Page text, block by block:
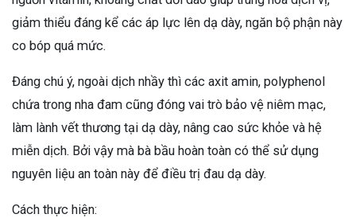
giảm thiểu đáng kể các áp lực lên dạ dày, ngăn bộ phận này
co bóp quá mức.
Đáng chú ý, ngoài dịch nhầy thì các axit amin, polyphenol
chứa trong nha đam cũng đóng vai trò bảo vệ niêm mạc,
làm lành vết thương tại dạ dày, nâng cao sức khỏe và hệ
miễn dịch. Bởi vậy mà bà bầu hoàn toàn có thể sử dụng
nguyên liệu an toàn này để điều trị đau dạ dày.
Cách thực hiện: